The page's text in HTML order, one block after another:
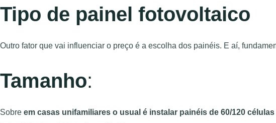
Tipo de painel fotovoltaico
Outro fator que vai influenciar o preço é a escolha dos painéis. E aí,
Tamanho:
Sobre em casas unifamiliares o usual é instalar painéis de 60/120